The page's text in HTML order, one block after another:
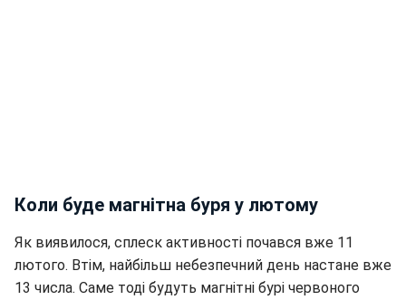
Коли буде магнітна буря у лютому
Як виявилося, сплеск активності почався вже 11
лютого. Втім, найбільш небезпечний день настане вже
13 числа. Саме тоді будуть магнітні бурі червоного